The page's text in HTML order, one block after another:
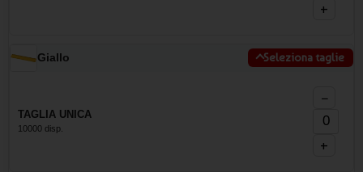
+
Giallo Seleziona taglie
TAGLIA UNICA
10000 disp.
−
+